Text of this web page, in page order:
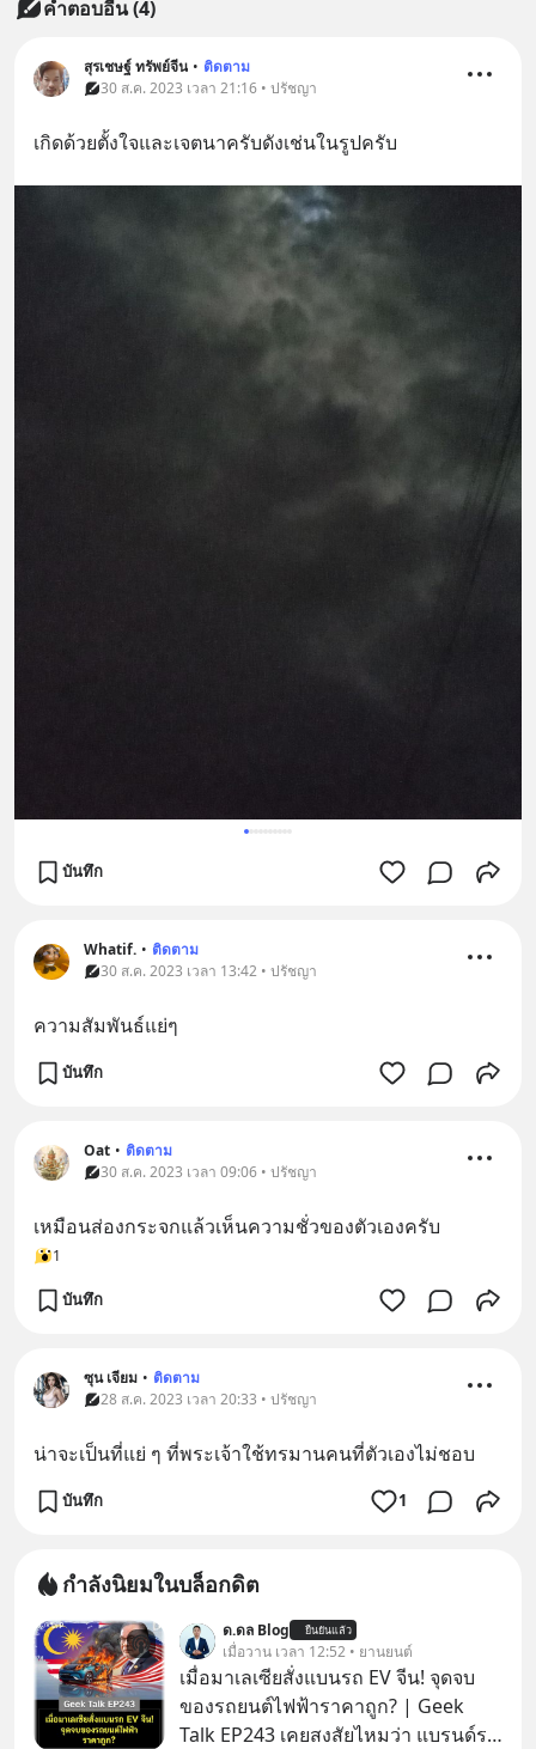
คำตอบอื่น(4)
สุรเชษฐ์ ทรัพย์จีน • ติดตาม
30 ส.ค. 2023 เวลา 21:16 • ปรัชญา
เกิดด้วยตั้งใจและเจตนาครับดังเช่นในรูปครับ
บันทึก
Whatif. • ติดตาม
30 ส.ค. 2023 เวลา 13:42 • ปรัชญา
ความสัมพันธ์แย่ๆ
บันทึก
Oat • ติดตาม
30 ส.ค. 2023 เวลา 09:06 • ปรัชญา
เหมือนส่องกระจกแล้วเห็นความชั่วของตัวเองครับ
1
บันทึก
ซุน เจียม • ติดตาม
28 ส.ค. 2023 เวลา 20:33 • ปรัชญา
น่าจะเป็นที่แย่ ๆ ที่พระเจ้าใช้ทรมานคนที่ตัวเองไม่ชอบ
บันทึก 1
กำลังนิยมในบล็อกดิต
ด.ดล Blog ยืนยันแล้ว
เมื่อวาน เวลา 12:52 • ยานยนต์
เมื่อมาเลเซียสั่งแบนรถ EV จีน! จุดจบ
ของรถยนต์ไฟฟ้าราคาถูก? | Geek
Talk EP243 เคยสงสัยไหมว่า แบรนด์รถ